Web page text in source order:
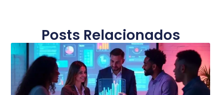
Posts Relacionados